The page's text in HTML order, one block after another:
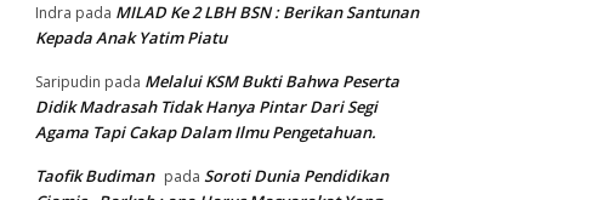
Indra pada MILAD Ke 2 LBH BSN : Berikan Santunan
Kepada Anak Yatim Piatu
Saripudin pada Melalui KSM Bukti Bahwa Peserta
Didik Madrasah Tidak Hanya Pintar Dari Segi
Agama Tapi Cakap Dalam Ilmu Pengetahuan.
Taofik Budiman pada Soroti Dunia Pendidikan